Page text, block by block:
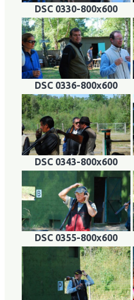
DSC 0330-800x600
DSC 0336-800x600
DSC 0343-800x600
DSC 0355-800x600